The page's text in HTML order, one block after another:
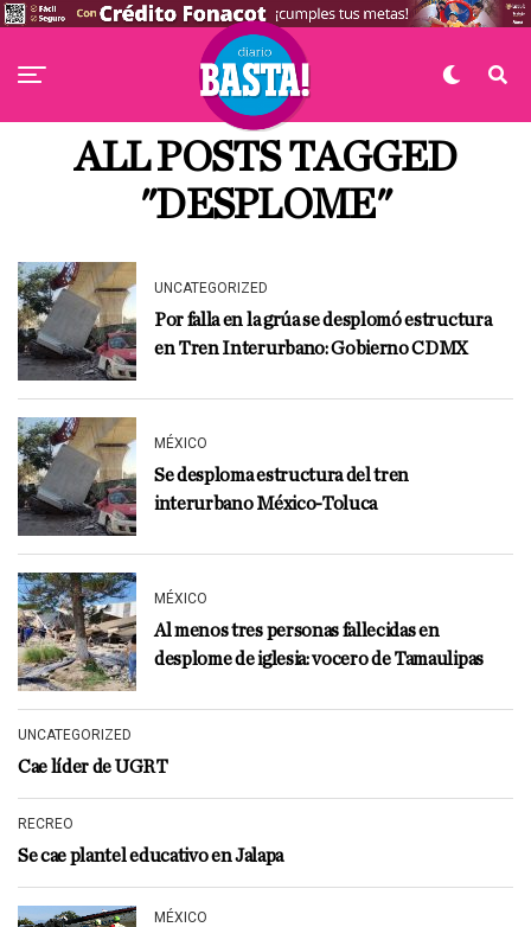
ALL POSTS TAGGED
"DESPLOME"
UNCATEGORIZED
Por falla en la grúa se desplomó estructura
en Tren Interurbano: Gobierno CDMX
MÉXICO
Se desploma estructura del tren
interurbano México-Toluca
MÉXICO
Al menos tres personas fallecidas en
desplome de iglesia: vocero de Tamaulipas
UNCATEGORIZED
Cae líder de UGRT
RECREO
Se cae plantel educativo en Jalapa
MÉXICO